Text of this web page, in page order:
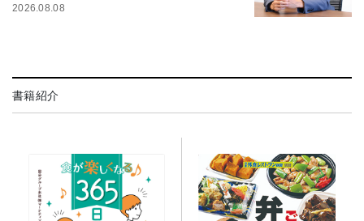
2026.08.08
書籍紹介